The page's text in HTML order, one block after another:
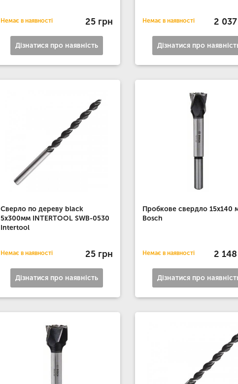
Немає в наявності 25 грн
Дізнатися про наявність
Немає в наявності 2
Дізнатися про
Сверло по дереву black
5x300мм INTERTOOL SWB-0530
Intertool
Немає в наявності 25 грн
Дізнатися про наявність
Пробкове свердло 15x140
Bosch
Немає в наявності 2
Дізнатися про